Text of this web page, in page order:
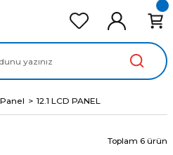
12.1 LCD PANEL
Toplam 6 ürün